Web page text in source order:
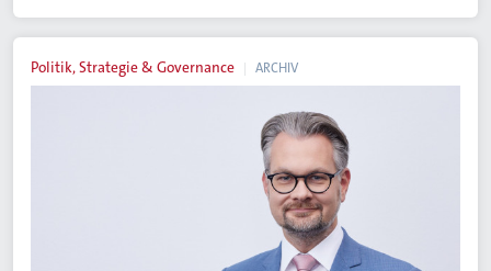
Politik, Strategie & Governance ARCHIV